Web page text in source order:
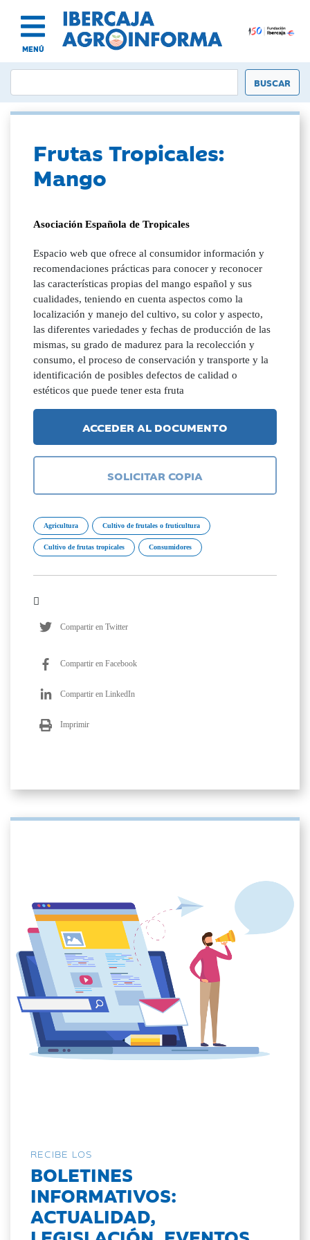
MENÚ
Frutas Tropicales:
Mango
Asociación Española de Tropicales
Espacio web que ofrece al consumidor información y
recomendaciones prácticas para conocer y reconocer
las características propias del mango español y sus
cualidades, teniendo en cuenta aspectos como la
localización y manejo del cultivo, su color y aspecto,
las diferentes variedades y fechas de producción de las
mismas, su grado de madurez para la recolección y
consumo, el proceso de conservación y transporte y la
identificación de posibles defectos de calidad o
estéticos que puede tener esta fruta
ACCEDER AL DOCUMENTO
SOLICITAR COPIA
Agricultura Cultivo de frutales o fruticultura
Cultivo de frutas tropicales Consumidores
Compartir en Twitter
Compartir en Facebook
Compartir en LinkedIn
Imprimir
RECIBE LOS
BOLETINES
INFORMATIVOS:
ACTUALIDAD,